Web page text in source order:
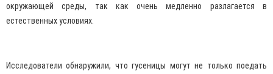
окружающей среды, так как очень медленно разлагается в
естественных условиях.
Исследователи обнаружили, что гусеницы могут не только поедать